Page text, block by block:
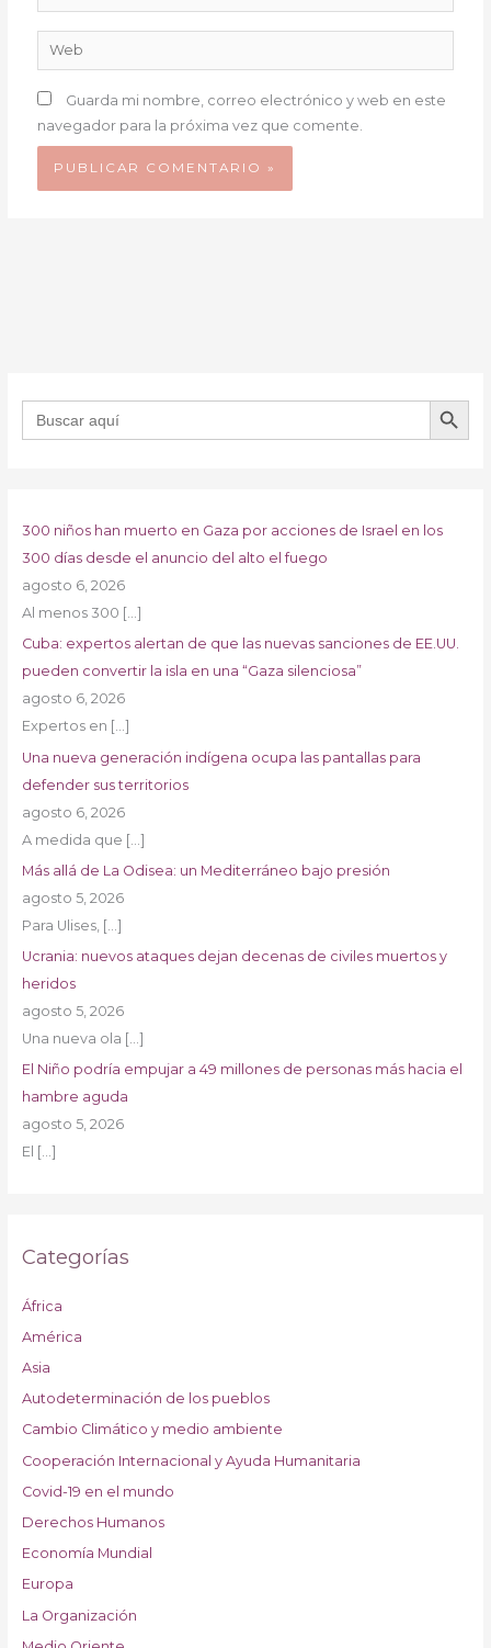
electrónico*
Web
Guarda mi nombre, correo electrónico y web en este
navegador para la próxima vez que comente.
Buscar: BOTÓN DE
300 niños han muerto en Gaza por acciones de Israel en los
300 días desde el anuncio del alto el fuego
agosto 6, 2026
Al menos 300 […]
Cuba: expertos alertan de que las nuevas sanciones de EE.UU.
pueden convertir la isla en una “Gaza silenciosa”
agosto 6, 2026
Expertos en […]
Una nueva generación indígena ocupa las pantallas para
defender sus territorios
agosto 6, 2026
A medida que […]
Más allá de La Odisea: un Mediterráneo bajo presión
agosto 5, 2026
Para Ulises, […]
Ucrania: nuevos ataques dejan decenas de civiles muertos y
heridos
agosto 5, 2026
Una nueva ola […]
El Niño podría empujar a 49 millones de personas más hacia el
hambre aguda
agosto 5, 2026
El […]
Categorías
África
América
Asia
Autodeterminación de los pueblos
Cambio Climático y medio ambiente
Cooperación Internacional y Ayuda Humanitaria
Covid-19 en el mundo
Derechos Humanos
Economía Mundial
Europa
La Organización